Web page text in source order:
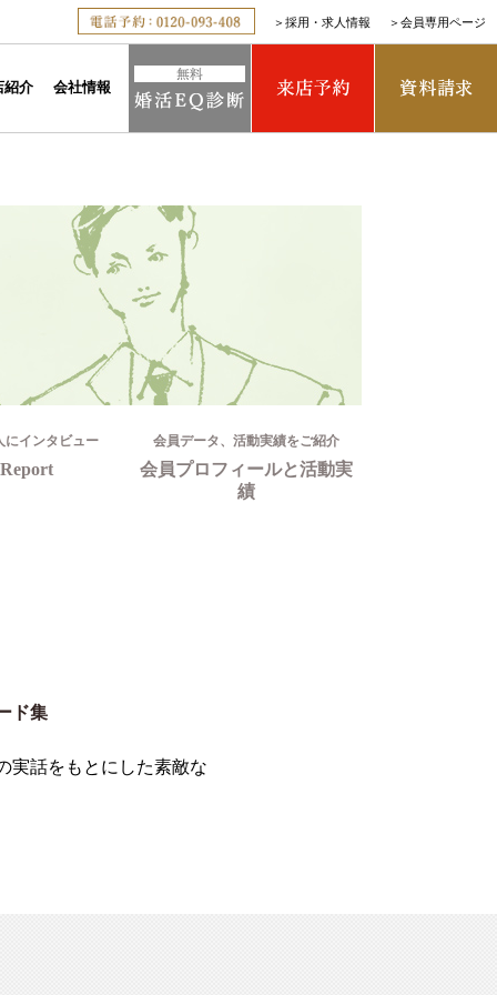
＞ 採用・求人情報 ＞ 会員専用ページ
紹介 会社情報
にインタビュー 会員データ、活動実績をご紹介
会員プロフィールと活動実
績
ド集
実話をもとにした素敵な